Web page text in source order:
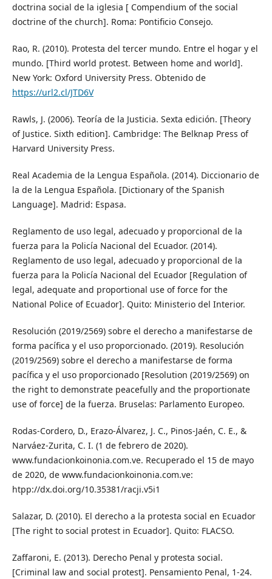
doctrina social de la iglesia [ Compendium of the social
doctrine of the church]. Roma: Pontificio Consejo.
Rao, R. (2010). Protesta del tercer mundo. Entre el hogar y el
mundo. [Third world protest. Between home and world].
New York: Oxford University Press. Obtenido de
https://url2.cl/JTD6V
Rawls, J. (2006). Teoría de la Justicia. Sexta edición. [Theory
of Justice. Sixth edition]. Cambridge: The Belknap Press of
Harvard University Press.
Real Academia de la Lengua Española. (2014). Diccionario de
la de la Lengua Española. [Dictionary of the Spanish
Language]. Madrid: Espasa.
Reglamento de uso legal, adecuado y proporcional de la
fuerza para la Policía Nacional del Ecuador. (2014).
Reglamento de uso legal, adecuado y proporcional de la
fuerza para la Policía Nacional del Ecuador [Regulation of
legal, adequate and proportional use of force for the
National Police of Ecuador]. Quito: Ministerio del Interior.
Resolución (2019/2569) sobre el derecho a manifestarse de
forma pacífica y el uso proporcionado. (2019). Resolución
(2019/2569) sobre el derecho a manifestarse de forma
pacífica y el uso proporcionado [Resolution (2019/2569) on
the right to demonstrate peacefully and the proportionate
use of force] de la fuerza. Bruselas: Parlamento Europeo.
Rodas-Cordero, D., Erazo-Álvarez, J. C., Pinos-Jaén, C. E., &
Narváez-Zurita, C. I. (1 de febrero de 2020).
www.fundacionkoinonia.com.ve. Recuperado el 15 de mayo
de 2020, de www.fundacionkoinonia.com.ve:
htpp://dx.doi.org/10.35381/racji.v5i1
Salazar, D. (2010). El derecho a la protesta social en Ecuador
[The right to social protest in Ecuador]. Quito: FLACSO.
Zaffaroni, E. (2013). Derecho Penal y protesta social.
[Criminal law and social protest]. Pensamiento Penal, 1-24.